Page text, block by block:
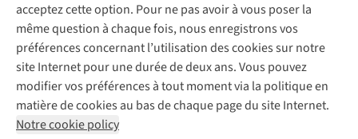
acceptez cette option. Pour ne pas avoir à vous poser la
même question à chaque fois, nous enregistrons vos
préférences concernant l’utilisation des cookies sur notre
site Internet pour une durée de deux ans. Vous pouvez
modifier vos préférences à tout moment via la politique en
matière de cookies au bas de chaque page du site Internet.
Notre cookie policy
Mentions légales
Politique de confidentialité
Conditions générales
Cookie Policy